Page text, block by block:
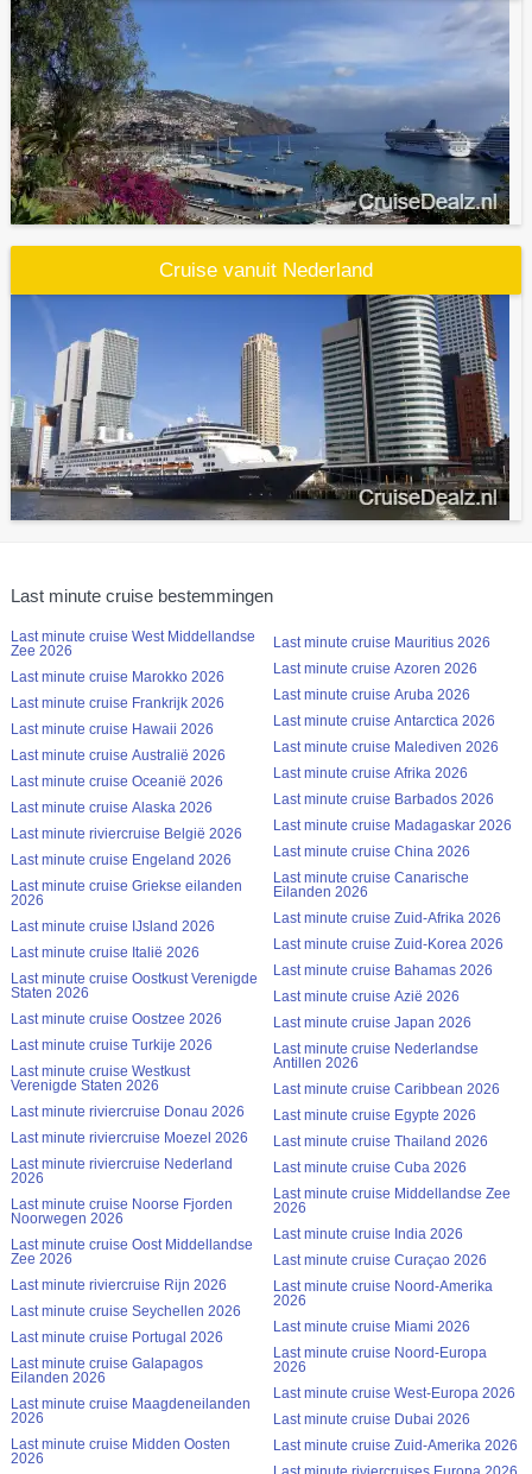
Cruise vanuit Nederland
Last minute cruise bestemmingen
Last minute cruise West Middellandse
Zee 2026
Last minute cruise Marokko 2026
Last minute cruise Frankrijk 2026
Last minute cruise Hawaii 2026
Last minute cruise Australië 2026
Last minute cruise Oceanië 2026
Last minute cruise Alaska 2026
Last minute riviercruise België 2026
Last minute cruise Engeland 2026
Last minute cruise Griekse eilanden
2026
Last minute cruise IJsland 2026
Last minute cruise Italië 2026
Last minute cruise Oostkust Verenigde
Staten 2026
Last minute cruise Oostzee 2026
Last minute cruise Turkije 2026
Last minute cruise Westkust
Verenigde Staten 2026
Last minute riviercruise Donau 2026
Last minute riviercruise Moezel 2026
Last minute riviercruise Nederland
2026
Last minute cruise Noorse Fjorden
Noorwegen 2026
Last minute cruise Oost Middellandse
Zee 2026
Last minute riviercruise Rijn 2026
Last minute cruise Seychellen 2026
Last minute cruise Portugal 2026
Last minute cruise Galapagos
Eilanden 2026
Last minute cruise Maagdeneilanden
2026
Last minute cruise Midden Oosten
2026
Last minute cruise Mauritius 2026
Last minute cruise Azoren 2026
Last minute cruise Aruba 2026
Last minute cruise Antarctica 2026
Last minute cruise Malediven 2026
Last minute cruise Afrika 2026
Last minute cruise Barbados 2026
Last minute cruise Madagaskar 2026
Last minute cruise China 2026
Last minute cruise Canarische
Eilanden 2026
Last minute cruise Zuid-Afrika 2026
Last minute cruise Zuid-Korea 2026
Last minute cruise Bahamas 2026
Last minute cruise Azië 2026
Last minute cruise Japan 2026
Last minute cruise Nederlandse
Antillen 2026
Last minute cruise Caribbean 2026
Last minute cruise Egypte 2026
Last minute cruise Thailand 2026
Last minute cruise Cuba 2026
Last minute cruise Middellandse Zee
2026
Last minute cruise India 2026
Last minute cruise Curaçao 2026
Last minute cruise Noord-Amerika
2026
Last minute cruise Miami 2026
Last minute cruise Noord-Europa
2026
Last minute cruise West-Europa 2026
Last minute cruise Dubai 2026
Last minute cruise Zuid-Amerika 2026